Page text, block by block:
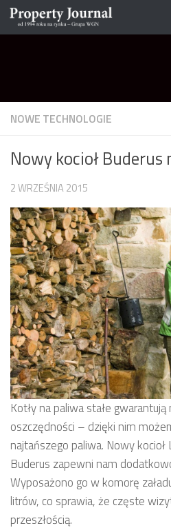
Skip to content
NOWE TECHNOLOGIE
Nowy kocioł Buderus
2 WRZEŚNIA 2015
Kotły na paliwa stałe
oszczędności – dzięki nim
najtańszego paliwa. Nowy kocioł
Buderus zapewni nam
Wyposażono go w komorę
litrów, co sprawia, że częste
przeszłością.